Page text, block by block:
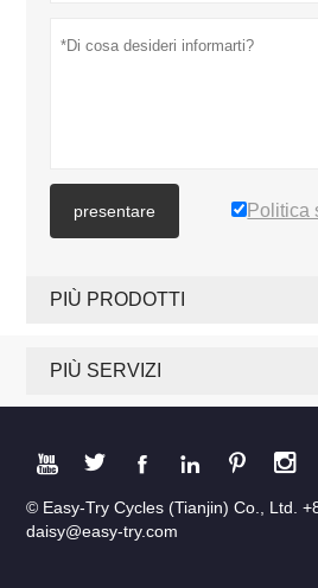
presentare Politica
PIÙ PRODOTTI
PIÙ SERVIZI
     
© Easy-Try Cycles (Tianjin) Co., Ltd.
daisy@easy-try.com